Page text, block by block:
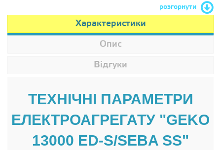
розгорнути
Характеристики
Опис
Відгуки
ТЕХНІЧНІ ПАРАМЕТРИ
ЕЛЕКТРОАГРЕГАТУ "GEKO
13000 ED-S/SEBA SS"